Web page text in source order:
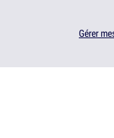
Gérer